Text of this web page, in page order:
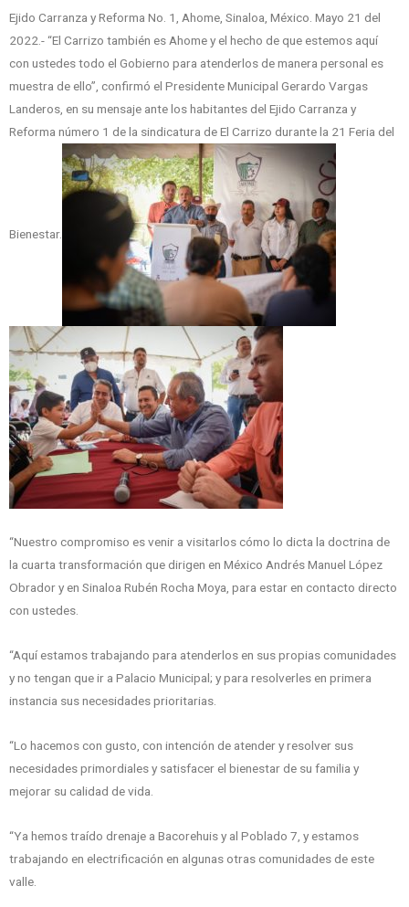
Ejido Carranza y Reforma No. 1, Ahome, Sinaloa, México. Mayo 21 del
2022.- “El Carrizo también es Ahome y el hecho de que estemos aquí
con ustedes todo el Gobierno para atenderlos de manera personal es
muestra de ello”, confirmó el Presidente Municipal Gerardo Vargas
Landeros, en su mensaje ante los habitantes del Ejido Carranza y
Reforma número 1 de la sindicatura de El Carrizo durante la 21 Feria del
Bienestar.
“Nuestro compromiso es venir a visitarlos cómo lo dicta la doctrina de
la cuarta transformación que dirigen en México Andrés Manuel López
Obrador y en Sinaloa Rubén Rocha Moya, para estar en contacto directo
con ustedes.
“Aquí estamos trabajando para atenderlos en sus propias comunidades
y no tengan que ir a Palacio Municipal; y para resolverles en primera
instancia sus necesidades prioritarias.
“Lo hacemos con gusto, con intención de atender y resolver sus
necesidades primordiales y satisfacer el bienestar de su familia y
mejorar su calidad de vida.
“Ya hemos traído drenaje a Bacorehuis y al Poblado 7, y estamos
trabajando en electrificación en algunas otras comunidades de este
valle.